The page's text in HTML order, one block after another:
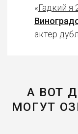
«Гадкий я
актер
А ВОТ
МОГУТ